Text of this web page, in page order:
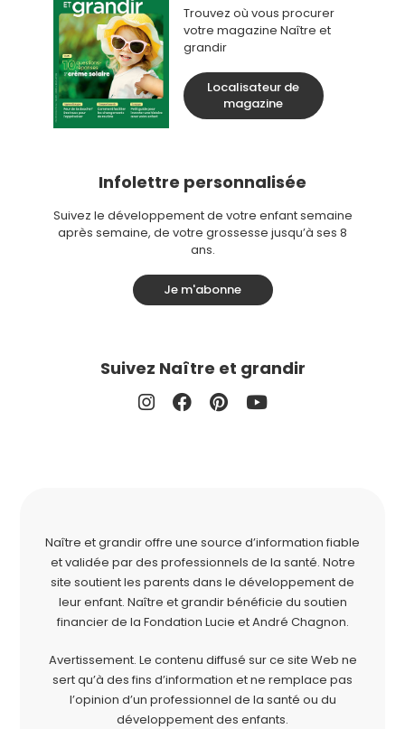
Trouvez où vous procurer
votre magazine Naître et
grandir
Localisateur de
magazine
Infolettre personnalisée
Suivez le développement de votre enfant semaine
après semaine, de votre grossesse jusqu’à ses 8
ans.
Je m'abonne
Suivez Naître et grandir
Naître et grandir offre une source d’information fiable
et validée par des professionnels de la santé. Notre
site soutient les parents dans le développement de
leur enfant. Naître et grandir bénéficie du soutien
financier de la Fondation Lucie et André Chagnon.
Avertissement. Le contenu diffusé sur ce site Web ne
sert qu’à des fins d’information et ne remplace pas
l’opinion d’un professionnel de la santé ou du
développement des enfants.